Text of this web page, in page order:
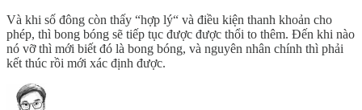
Và khi số đông còn thấy “hợp lý“ và điều kiện thanh khoản cho
phép, thì bong bóng sẽ tiếp tục được được thổi to thêm. Đến khi nào
nó vỡ thì mới biết đó là bong bóng, và nguyên nhân chính thì phải
kết thúc rồi mới xác định được.